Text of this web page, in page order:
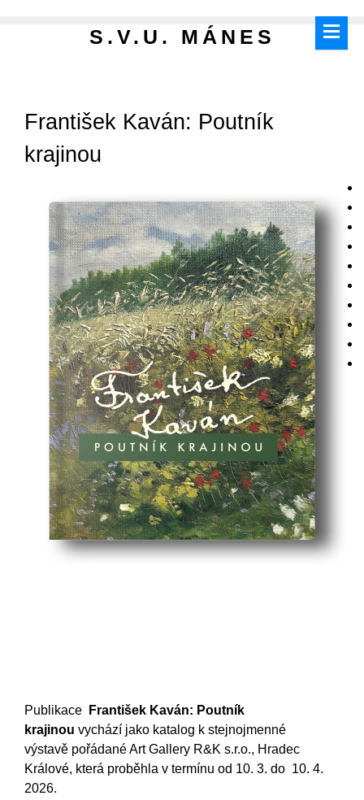
S.V.U. MÁNES
František Kaván: Poutník
krajinou
Publikace
František Kaván: Poutník
krajinou vychází jako katalog k stejnojmenné
výstavě pořádané Art Gallery R&K s.r.o., Hradec
Králové, která proběhla v termínu od 10. 3. do 10. 4.
2026.